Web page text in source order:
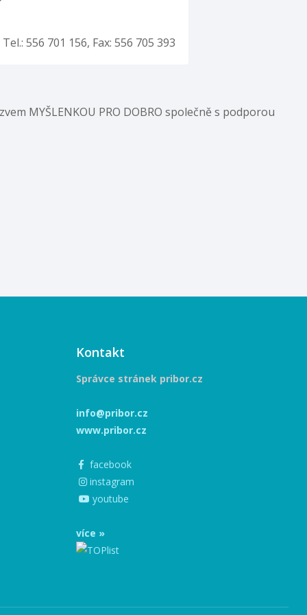
556 701 156, Fax: 556 705 393
MYŠLENKOU PRO DOBRO společně s podporou
Kontakt
Správce stránek pribor.cz
info@pribor.cz
www.pribor.cz
facebook
instagram
youtube
více »